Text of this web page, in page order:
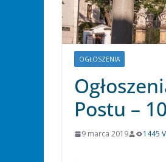
OGŁOSZENIA
Postu –
9 marca 2019 1445